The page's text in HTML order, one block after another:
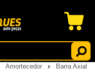
Amortecedor Barra Axial